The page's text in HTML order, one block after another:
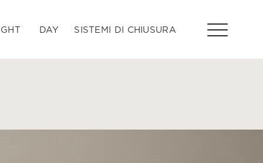
DAY SISTEMI DI CHIUSURA